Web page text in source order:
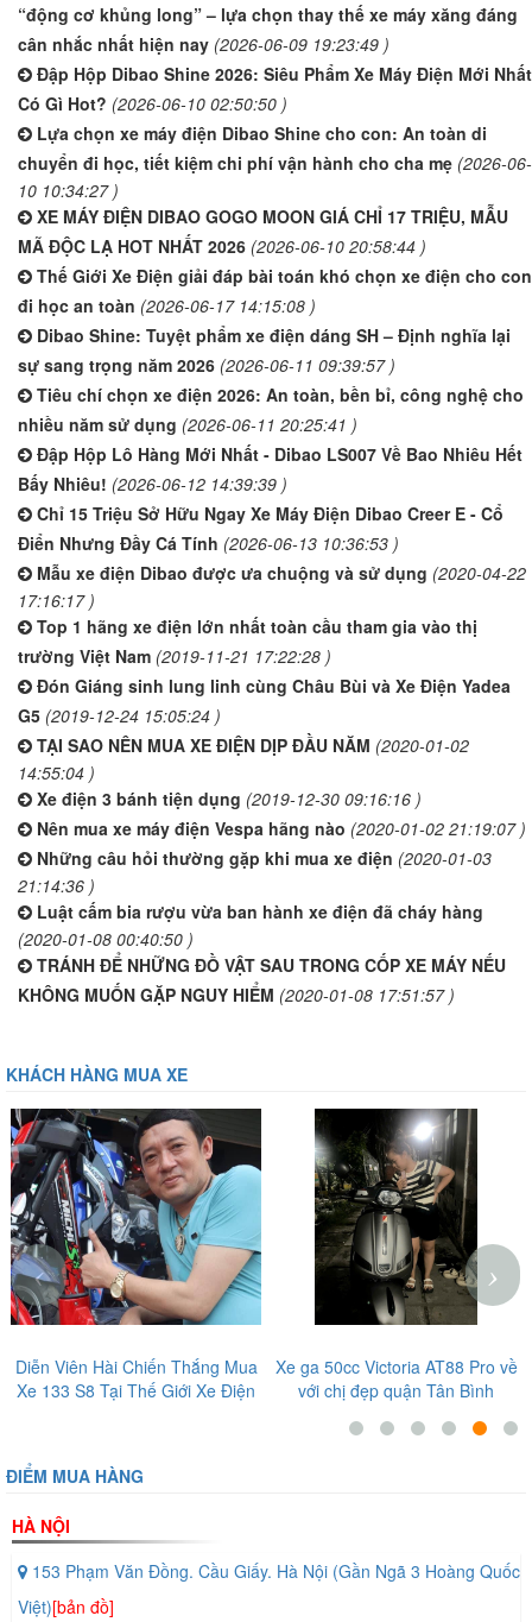
“động cơ khủng long” – lựa chọn thay thế xe máy xăng đáng
cân nhắc nhất hiện nay (2026-06-09 19:23:49 )
Đập Hộp Dibao Shine 2026: Siêu Phẩm Xe Máy Điện Mới Nhất
Có Gì Hot? (2026-06-10 02:50:50 )
Lựa chọn xe máy điện Dibao Shine cho con: An toàn di
chuyển đi học, tiết kiệm chi phí vận hành cho cha mẹ (2026-06-
10 10:34:27 )
XE MÁY ĐIỆN DIBAO GOGO MOON GIÁ CHỈ 17 TRIỆU, MẪU
MÃ ĐỘC LẠ HOT NHẤT 2026 (2026-06-10 20:58:44 )
Thế Giới Xe Điện giải đáp bài toán khó chọn xe điện cho con
đi học an toàn (2026-06-17 14:15:08 )
Dibao Shine: Tuyệt phẩm xe điện dáng SH – Định nghĩa lại
sự sang trọng năm 2026 (2026-06-11 09:39:57 )
Tiêu chí chọn xe điện 2026: An toàn, bền bỉ, công nghệ cho
nhiều năm sử dụng (2026-06-11 20:25:41 )
Đập Hộp Lô Hàng Mới Nhất - Dibao LS007 Về Bao Nhiêu Hết
Bấy Nhiêu! (2026-06-12 14:39:39 )
Chỉ 15 Triệu Sở Hữu Ngay Xe Máy Điện Dibao Creer E - Cổ
Điển Nhưng Đầy Cá Tính (2026-06-13 10:36:53 )
Mẫu xe điện Dibao được ưa chuộng và sử dụng (2020-04-22
17:16:17 )
Top 1 hãng xe điện lớn nhất toàn cầu tham gia vào thị
trường Việt Nam (2019-11-21 17:22:28 )
Đón Giáng sinh lung linh cùng Châu Bùi và Xe Điện Yadea
G5 (2019-12-24 15:05:24 )
TẠI SAO NÊN MUA XE ĐIỆN DỊP ĐẦU NĂM (2020-01-02
14:55:04 )
Xe điện 3 bánh tiện dụng (2019-12-30 09:16:16 )
Nên mua xe máy điện Vespa hãng nào (2020-01-02 21:19:07 )
Những câu hỏi thường gặp khi mua xe điện (2020-01-03
21:14:36 )
Luật cấm bia rượu vừa ban hành xe điện đã cháy hàng
(2020-01-08 00:40:50 )
TRÁNH ĐỂ NHỮNG ĐỒ VẬT SAU TRONG CỐP XE MÁY NẾU
KHÔNG MUỐN GẶP NGUY HIỂM (2020-01-08 17:51:57 )
KHÁCH HÀNG MUA XE
Xe ga 50cc Victoria AT88 Pro về
với chị đẹp quận Tân Bình
Em trai lựa chọn xe đạp điện
Aima G5 tại 72 Nguyễn Thái Sơn
‹ ›
ĐIỂM MUA HÀNG
HÀ NỘI
153 Phạm Văn Đồng. Cầu Giấy. Hà Nội (Gần Ngã 3 Hoàng Quốc
Việt)[bản đồ]